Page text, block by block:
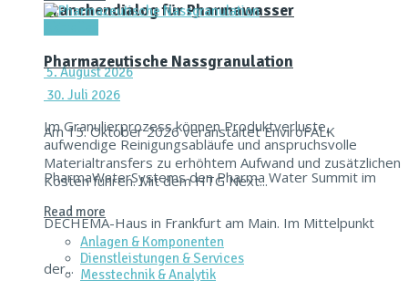
Branchendialog für Pharmawasser
5. August 2026
Am 15. Oktober 2026 veranstaltet EnviroFALK
PharmaWaterSystems den Pharma Water Summit im
DECHEMA-Haus in Frankfurt am Main. Im Mittelpunkt
der...
Pharmazeutische Nassgranulation
30. Juli 2026
Im Granulierprozess können Produktverluste,
aufwendige Reinigungsabläufe und anspruchsvolle
Materialtransfers zu erhöhtem Aufwand und zusätzlichen
Kosten führen. Mit dem HTG Next...
Read more
Anlagen & Komponenten
Dienstleistungen & Services
Messtechnik & Analytik